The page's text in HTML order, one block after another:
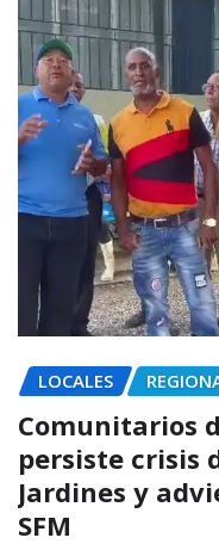
LOCALES
Comunitarios
persiste crisis
Jardines y
SFM